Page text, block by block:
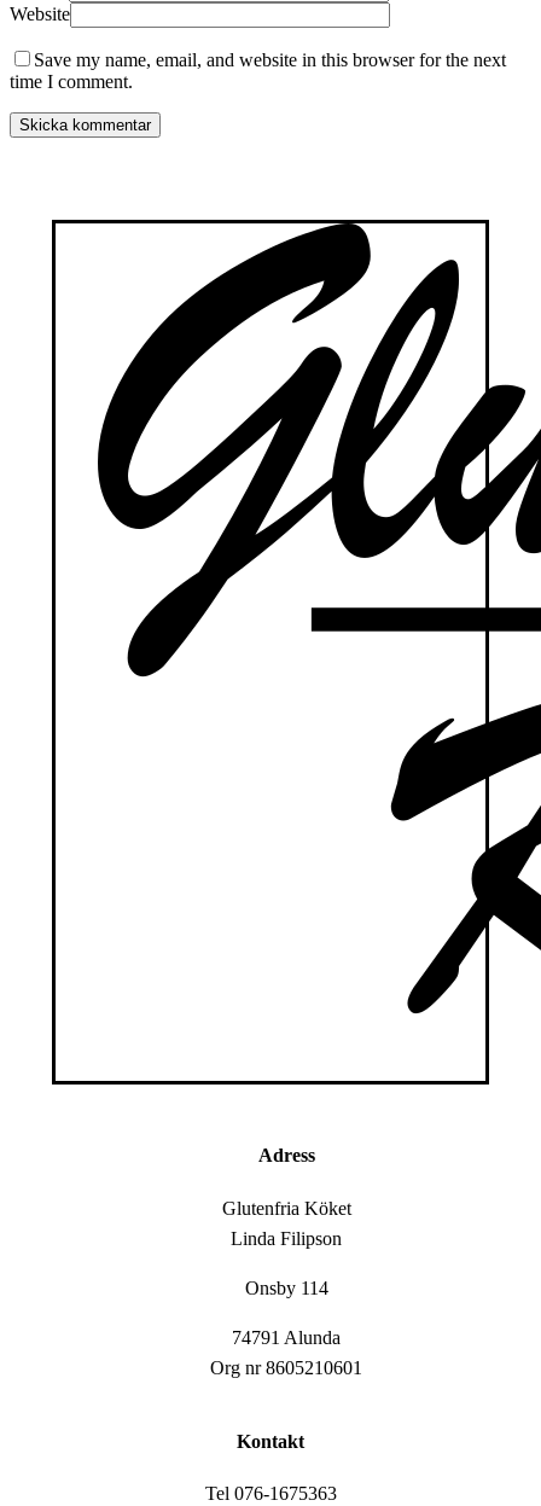
Website
Save my name, email, and website in this browser for the next
time I comment.
Adress
Glutenfria Köket
Linda Filipson
Onsby 114
74791 Alunda
Org nr 8605210601
Kontakt
Tel 076-1675363